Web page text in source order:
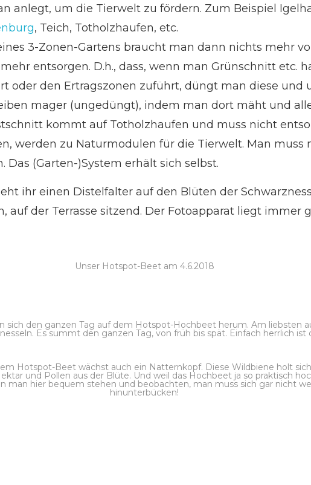
anlegt, um die Tierwelt zu fördern. Zum Beispiel
, Teich, Totholzhaufen, etc.
3-Zonen-Gartens braucht man dann nichts mehr
entsorgen. D.h., dass, wenn man Grünschnitt etc.
oder den Ertragszonen zuführt, düngt man diese und
mager (ungedüngt), indem man dort mäht und
kommt auf Totholzhaufen und muss nicht
werden zu Naturmodulen für die Tierwelt. Man muss
Das (Garten-)System erhält sich selbst.
ihr einen Distelfalter auf den Blüten der
auf der Terrasse sitzend. Der Fotoapparat liegt immer
Unser Hotspot-Beet am 4.6.2018
sich den ganzen Tag auf dem Hotspot-Hochbeet herum. Am liebsten
Es summt den ganzen Tag, von früh bis spät. Einfach herrlich ist
Hotspot-Beet wächst auch ein Natternkopf. Diese Wildbiene holt sich
und Pollen aus der Blüte. Und weil das Hochbeet ja so praktisch
man hier bequem stehen und beobachten, man muss sich gar nicht
hinunterbücken!